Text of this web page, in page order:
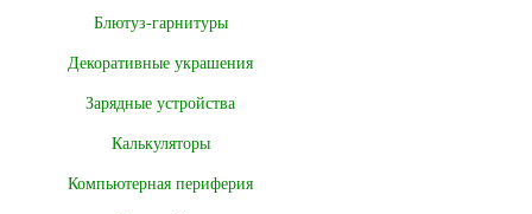
Блютуз-гарнитуры
Декоративные украшения
Зарядные устройства
Калькуляторы
Компьютерная периферия